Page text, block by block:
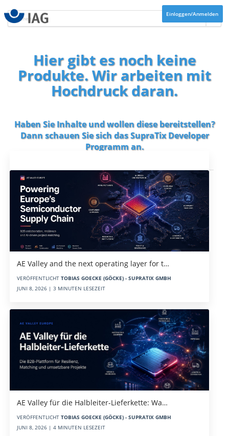
Einloggen/Anmelden
Hier gibt es noch keine
Produkte. Wir arbeiten mit
Hochdruck daran.
Haben Sie Inhalte und wollen diese bereitstellen?
Dann schauen Sie sich dasSupraTix Developer
Programman.
AE Valley and the next operating layer for t…
VERÖFFENTLICHT TOBIAS GOECKE (GÖCKE) - SUPRATIX GMBH
JUNI 8, 2026 | 3 MINUTEN LESEZEIT
AE Valley für die Halbleiter-Lieferkette: Wa…
VERÖFFENTLICHT TOBIAS GOECKE (GÖCKE) - SUPRATIX GMBH
JUNI 8, 2026 | 4 MINUTEN LESEZEIT